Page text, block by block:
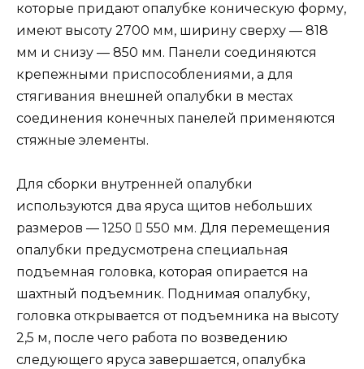
которые придают опалубке коническую форму,
имеют высоту 2700 мм, ширину сверху — 818
мм и снизу — 850 мм. Панели соединяются
крепежными приспособлениями, а для
стягивания внешней опалубки в местах
соединения конечных панелей применяются
стяжные элементы.
Для сборки внутренней опалубки
используются два яруса щитов небольших
размеров — 1250  550 мм. Для перемещения
опалубки предусмотрена специальная
подъемная головка, которая опирается на
шахтный подъемник. Поднимая опалубку,
головка открывается от подъемника на высоту
2,5 м, после чего работа по возведению
следующего яруса завершается, опалубка